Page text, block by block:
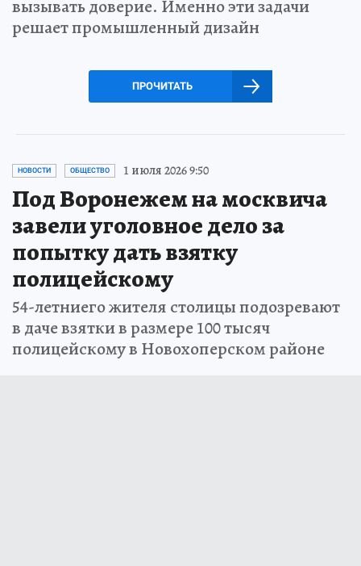
вызывать доверие. Именно эти задачи
решает промышленный дизайн
ПРОЧИТАТЬ
НОВОСТИ ОБЩЕСТВО 1 июля 2026 9:50
Под Воронежем на москвича
завели уголовное дело за
попытку дать взятку
полицейскому
54-летниего жителя столицы подозревают
в даче взятки в размере 100 тысяч
полицейскому в Новохоперском районе